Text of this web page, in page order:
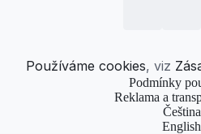
Používáme cookies, viz
Podmínky
Reklama a
Čeština
English